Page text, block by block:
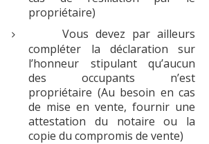
propriétaire)
Vous devez par ailleurs
compléter la déclaration sur
l’honneur stipulant qu’aucun
des occupants n’est
propriétaire (Au besoin en cas
de mise en vente, fournir une
attestation du notaire ou la
copie du compromis de vente)